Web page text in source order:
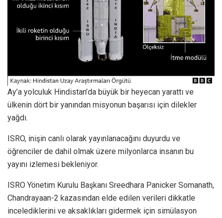
Ay’a yolculuk Hindistan’da büyük bir heyecan yarattı ve
ülkenin dört bir yanından misyonun başarısı için dilekler
yağdı.
ISRO, inişin canlı olarak yayınlanacağını duyurdu ve
öğrenciler de dahil olmak üzere milyonlarca insanın bu
yayını izlemesi bekleniyor.
ISRO Yönetim Kurulu Başkanı Sreedhara Panicker Somanath,
Chandrayaan-2 kazasından elde edilen verileri dikkatle
incelediklerini ve aksaklıkları gidermek için simülasyon